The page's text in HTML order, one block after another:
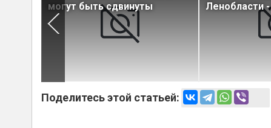
могут быть сдвинуты
Ленобласти
Поделитесь этой статьей: